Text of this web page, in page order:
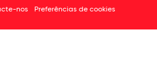
nos Preferências de cookies